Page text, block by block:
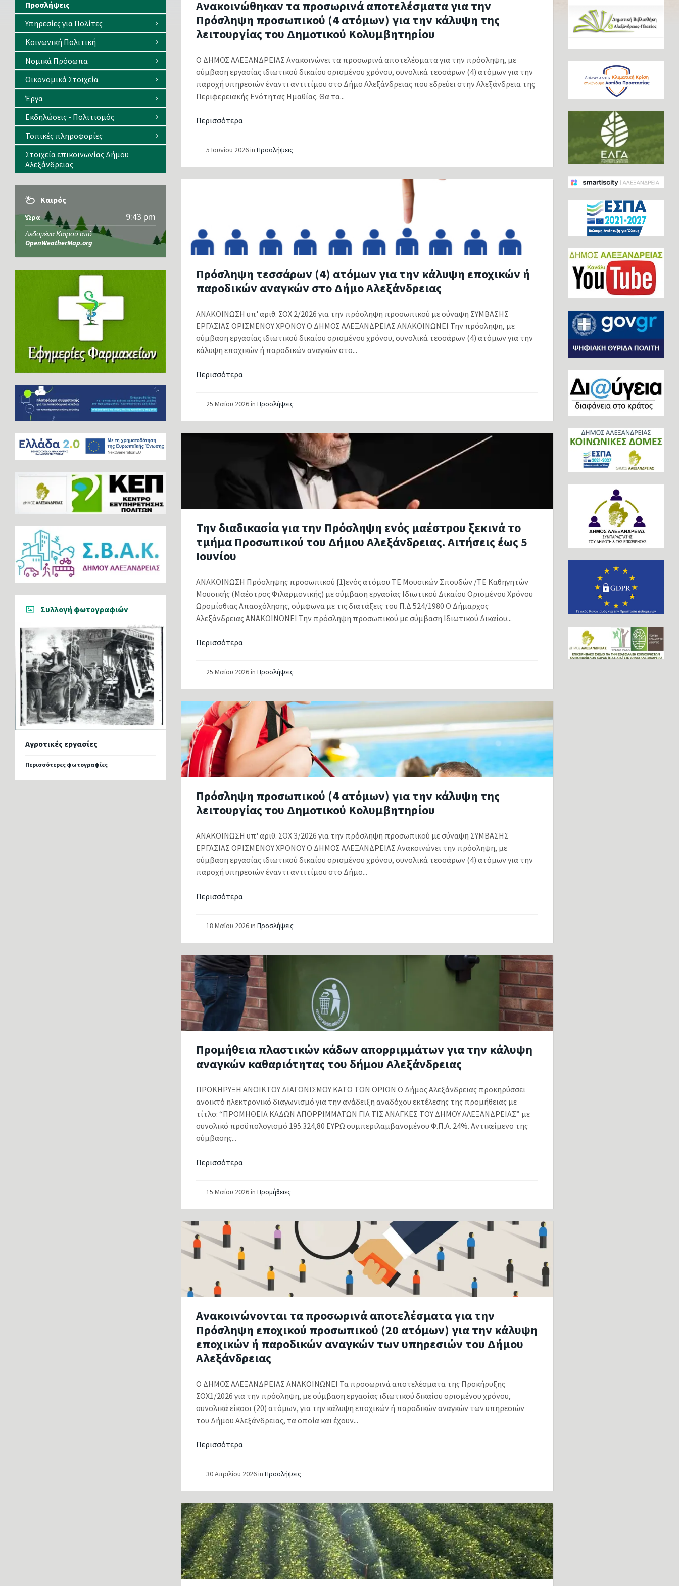
Ανακοινώθηκαν τα προσωρινά αποτελέσματα για την
Πρόσληψη προσωπικού (4 ατόμων) για την κάλυψη της
λειτουργίας του Δημοτικού Κολυμβητηρίου
Ο ΔΗΜΟΣ ΑΛΕΞΑΝΔΡΕΙΑΣ Ανακοινώνει τα προσωρινά αποτελέσματα για την πρόσληψη, με
σύμβαση εργασίας ιδιωτικού δικαίου ορισμένου χρόνου, συνολικά τεσσάρων (4) ατόμων για την
παροχή υπηρεσιών έναντι αντιτίμου στο Δήμο Αλεξάνδρειας που εδρεύει στην Αλεξάνδρεια της
Περιφερειακής Ενότητας Ημαθίας. Θα τα...
Περισσότερα
5 Ιουνίου 2026inΠροσλήψεις
Πρόσληψη τεσσάρων (4) ατόμων για την κάλυψη εποχικών ή
παροδικών αναγκών στο Δήμο Αλεξάνδρειας
ΑΝΑΚΟΙΝΩΣΗ υπ' αριθ. ΣΟΧ 2/2026 για την πρόσληψη προσωπικού με σύναψη ΣΥΜΒΑΣΗΣ
ΕΡΓΑΣΙΑΣ ΟΡΙΣΜΕΝΟΥ ΧΡΟΝΟΥ Ο ΔΗΜΟΣ ΑΛΕΞΑΝΔΡΕΙΑΣ ΑΝΑΚΟΙΝΩΝΕΙ Την πρόσληψη, με
σύμβαση εργασίας ιδιωτικού δικαίου ορισμένου χρόνου, συνολικά τεσσάρων (4) ατόμων για την
κάλυψη εποχικών ή παροδικών αναγκών στο...
Περισσότερα
25 Μαΐου 2026inΠροσλήψεις
Την διαδικασία για την Πρόσληψη ενός μαέστρου ξεκινά το
τμήμα Προσωπικού του Δήμου Αλεξάνδρειας. Αιτήσεις έως 5
Ιουνίου
ΑΝΑΚΟΙΝΩΣΗ Πρόσληψης προσωπικού {1}ενός ατόμου ΤΕ Μουσικών Σπουδών /ΤΕ Καθηγητών
Μουσικής (Μαέστρος Φιλαρμονικής) με σύμβαση εργασίας Ιδιωτικού Δικαίου Ορισμένου Χρόνου
Ωρομίσθιας Απασχόλησης, σύμφωνα με τις διατάξεις του Π.Δ 524/1980 Ο Δήμαρχος
Αλεξάνδρειας ΑΝΑΚΟΙΝΩΝΕΙ Την πρόσληψη προσωπικού με σύμβαση Ιδιωτικού Δικαίου...
Περισσότερα
25 Μαΐου 2026inΠροσλήψεις
Πρόσληψη προσωπικού (4 ατόμων) για την κάλυψη της
λειτουργίας του Δημοτικού Κολυμβητηρίου
ΑΝΑΚΟΙΝΩΣΗ υπ' αριθ. ΣΟΧ 3/2026 για την πρόσληψη προσωπικού με σύναψη ΣΥΜΒΑΣΗΣ
ΕΡΓΑΣΙΑΣ ΟΡΙΣΜΕΝΟΥ ΧΡΟΝΟΥ Ο ΔΗΜΟΣ ΑΛΕΞΑΝΔΡΕΙΑΣ Ανακοινώνει την πρόσληψη, με
σύμβαση εργασίας ιδιωτικού δικαίου ορισμένου χρόνου, συνολικά τεσσάρων (4) ατόμων για την
παροχή υπηρεσιών έναντι αντιτίμου στο Δήμο...
Περισσότερα
18 Μαΐου 2026inΠροσλήψεις
Προμήθεια πλαστικών κάδων απορριμμάτων για την κάλυψη
αναγκών καθαριότητας του δήμου Αλεξάνδρειας
ΠΡΟΚΗΡΥΞΗ ΑΝΟΙΚΤΟΥ ΔΙΑΓΩΝΙΣΜΟΥ ΚΑΤΩ ΤΩΝ ΟΡΙΩΝ Ο Δήμος Αλεξάνδρειας προκηρύσσει
ανοικτό ηλεκτρονικό διαγωνισμό για την ανάδειξη αναδόχου εκτέλεσης της προμήθειας με
τίτλο: “ΠΡΟΜΗΘΕΙΑ ΚΑΔΩΝ ΑΠΟΡΡΙΜΜΑΤΩΝ ΓΙΑ ΤΙΣ ΑΝΑΓΚΕΣ ΤΟΥ ΔΗΜΟΥ ΑΛΕΞΑΝΔΡΕΙΑΣ” με
συνολικό προϋπολογισμό 195.324,80 ΕΥΡΩ συμπεριλαμβανομένου Φ.Π.Α. 24%. Αντικείμενο της
σύμβασης...
Περισσότερα
15 Μαΐου 2026inΠρομήθειες
Ανακοινώνονται τα προσωρινά αποτελέσματα για την
Πρόσληψη εποχικού προσωπικού (20 ατόμων) για την κάλυψη
εποχικών ή παροδικών αναγκών των υπηρεσιών του Δήμου
Αλεξάνδρειας
Ο ΔΗΜΟΣ ΑΛΕΞΑΝΔΡΕΙΑΣ ΑΝΑΚΟΙΝΩΝΕΙ Τα προσωρινά αποτελέσματα της Προκήρυξης
ΣΟΧ1/2026 για την πρόσληψη, με σύμβαση εργασίας ιδιωτικού δικαίου ορισμένου χρόνου,
συνολικά είκοσι (20) ατόμων, για την κάλυψη εποχικών ή παροδικών αναγκών των υπηρεσιών
του Δήμου Αλεξάνδρειας, τα οποία και έχουν...
Περισσότερα
30 Απριλίου 2026inΠροσλήψεις
Προσλήψεις
Υπηρεσίες για Πολίτες
Κοινωνική Πολιτική
Νομικά Πρόσωπα
Οικονομικά Στοιχεία
Έργα
Εκδηλώσεις - Πολιτισμός
Τοπικές πληροφορίες
Στοιχεία επικοινωνίας Δήμου
Αλεξάνδρειας
Καιρός
Ώρα 9:43 pm
Δεδομένα Καιρού από
OpenWeatherMap.org
Συλλογή φωτογραφιών
Αγροτικές εργασίες
Περισσότερες φωτογραφίες